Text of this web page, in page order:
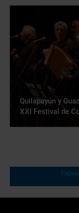
Quilapayún y
XXI Festival de